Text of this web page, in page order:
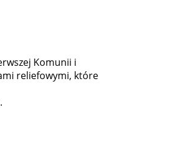
Komunii i
reliefowymi, które